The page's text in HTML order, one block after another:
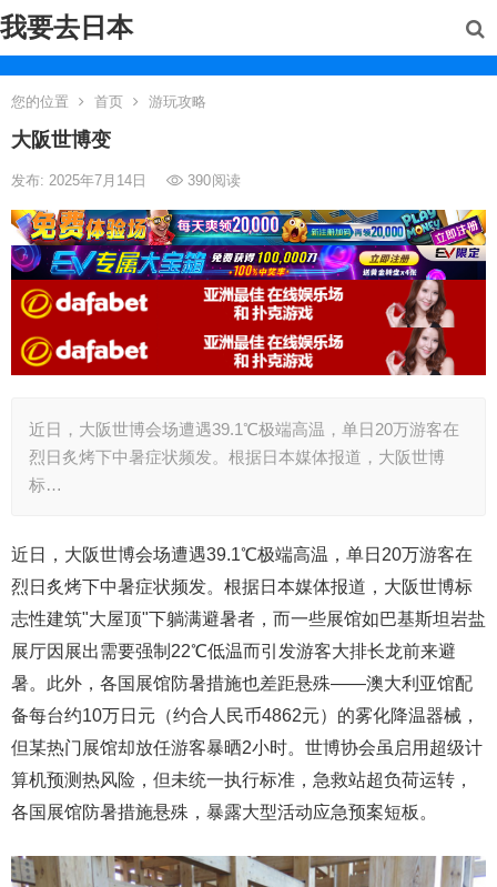
我要去日本
您的位置 首页 游玩攻略
大阪世博变
发布: 2025年7月14日 390阅读
近日，大阪世博会场遭遇39.1℃极端高温，单日20万游客在
烈日炙烤下中暑症状频发。根据日本媒体报道，大阪世博
标…
近日，大阪世博会场遭遇39.1℃极端高温，单日20万游客在
烈日炙烤下中暑症状频发。根据日本媒体报道，大阪世博标
志性建筑"大屋顶"下躺满避暑者，而一些展馆如巴基斯坦岩盐
展厅因展出需要强制22℃低温而引发游客大排长龙前来避
暑。此外，各国展馆防暑措施也差距悬殊——澳大利亚馆配
备每台约10万日元（约合人民币4862元）的雾化降温器械，
但某热门展馆却放任游客暴晒2小时。世博协会虽启用超级计
算机预测热风险，但未统一执行标准，急救站超负荷运转，
各国展馆防暑措施悬殊，暴露大型活动应急预案短板。